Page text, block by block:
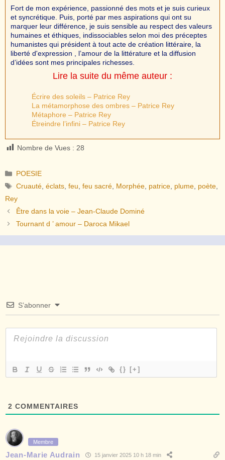
Fort de mon expérience, passionné des mots et je suis curieux
et syncrétique. Puis, porté par mes aspirations qui ont su
marquer leur différence, je suis sensible au respect des valeurs
humaines et éthiques, indissociables selon moi des préceptes
humanistes qui président à tout acte de création littéraire, la
liberté d'expression , l’amour de la littérature et la diffusion
d’idées sont mes principales richesses.
Lire la suite du même auteur :
Écrire des soleils – Patrice Rey
La métamorphose des ombres – Patrice Rey
Métaphore – Patrice Rey
Étreindre l’infini – Patrice Rey
Nombre de Vues : 28
Catégories
POESIE
Étiquettes
Cruauté ,éclats ,feu ,feu sacré Morphée patrice plume poète
Rey
Être dans la voie – Jean-Claude Dominé
Tournant d ’ amour – Daroca Mikael
S’abonner
{} [+]
2 COMMENTAIRES
Membre
Jean-Marie Audrain 15 janvier 2025 10 h 18 min